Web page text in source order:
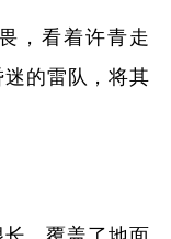
，看着许青走
的雷队，将其